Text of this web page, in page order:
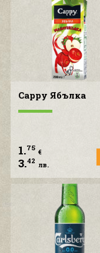
Cappy Ябълка
1.75 €
3.42 лв.